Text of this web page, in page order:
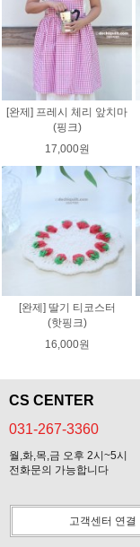
[완제] 프레시 체리 앞치마
(핑크)
17,000원
[완제] 딸기 티코스터
(핫핑크)
16,000원
CS CENTER
031-267-3360
월,화,목,금 오후 2시~5시
전화문의 가능합니다
고객센터 연결